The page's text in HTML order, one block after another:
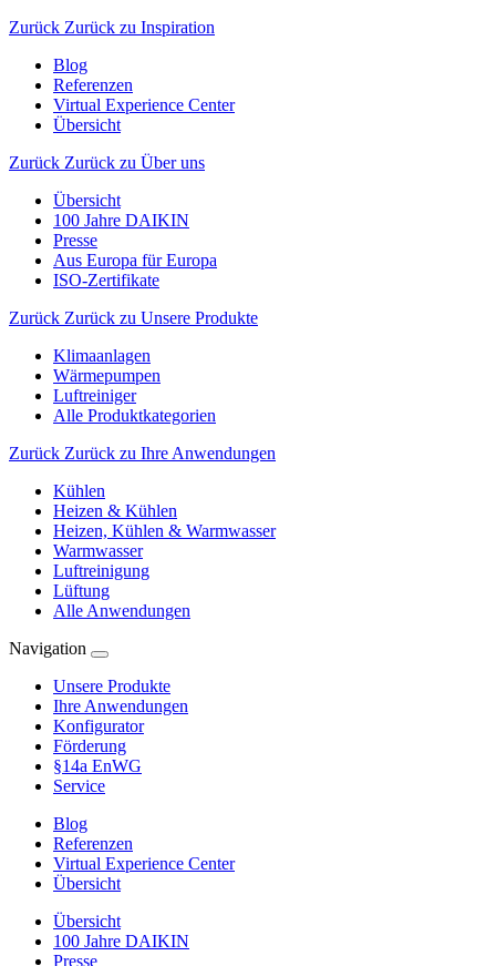
Zurück Zurück zu Inspiration
Blog
Referenzen
Virtual Experience Center
Übersicht
Zurück Zurück zu Über uns
Übersicht
100 Jahre DAIKIN
Presse
Aus Europa für Europa
ISO-Zertifikate
Zurück Zurück zu Unsere Produkte
Klimaanlagen
Wärmepumpen
Luftreiniger
Alle Produktkategorien
Zurück Zurück zu Ihre Anwendungen
Kühlen
Heizen & Kühlen
Heizen, Kühlen & Warmwasser
Warmwasser
Luftreinigung
Lüftung
Alle Anwendungen
Navigation
Unsere Produkte
Ihre Anwendungen
Konfigurator
Förderung
§14a EnWG
Service
Blog
Referenzen
Virtual Experience Center
Übersicht
Übersicht
100 Jahre DAIKIN
Presse